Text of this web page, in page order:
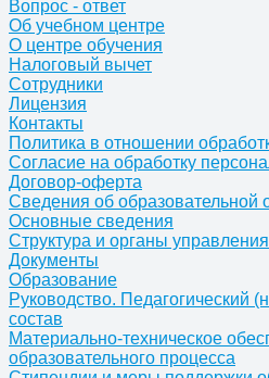
Вопрос - ответ
Об учебном центре
О центре обучения
Налоговый вычет
Сотрудники
Лицензия
Контакты
Политика в отношении
Согласие на обработку
Договор-оферта
Сведения об образовательной
Основные сведения
Структура и органы управления
Документы
Образование
Руководство. Педагогический
состав
Материально-техническое
образовательного процесса